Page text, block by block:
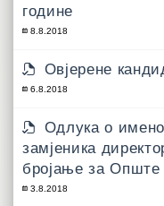
године
8.8.2018
Овјерене
6.8.2018
Одлука о
замјеника
бројање за Опште
3.8.2018